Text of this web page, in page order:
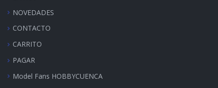
NOVEDADES
CONTACTO
CARRITO
PAGAR
Model Fans HOBBYCUENCA